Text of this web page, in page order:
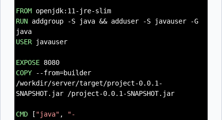
FROM openjdk:11-jre-slim
RUN addgroup -S java && adduser -S javauser -G
java
USERjavauser
EXPOSE 8080
COPY --from=builder
/workdir/server/target/project-0.0.1-
SNAPSHOT.jar /project-0.0.1-SNAPSHOT.jar
CMD [ "java" ,
"-